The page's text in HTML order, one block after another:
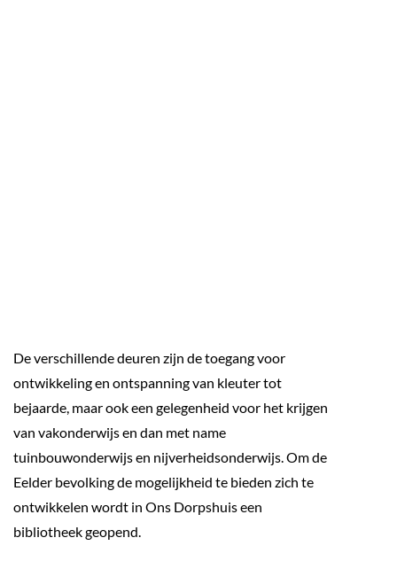
De verschillende deuren zijn de toegang voor
ontwikkeling en ontspanning van kleuter tot
bejaarde, maar ook een gelegenheid voor het krijgen
van vakonderwijs en dan met name
tuinbouwonderwijs en nijverheidsonderwijs. Om de
Eelder bevolking de mogelijkheid te bieden zich te
ontwikkelen wordt in Ons Dorpshuis een
bibliotheek geopend.